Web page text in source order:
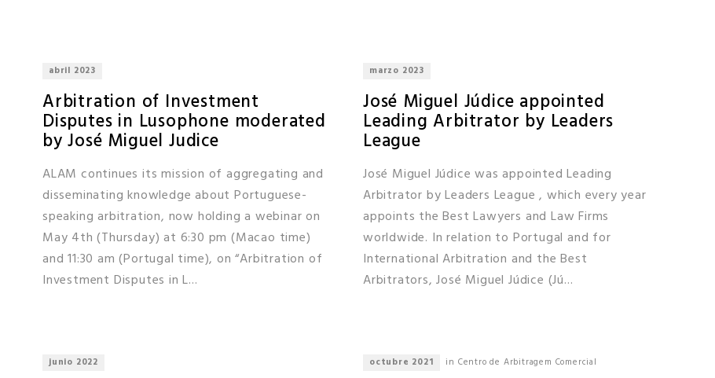
abril 2023
Arbitration of Investment
Disputes in Lusophone moderated
by José Miguel Judice
ALAM continues its mission of aggregating and
disseminating knowledge about Portuguese-
speaking arbitration, now holding a webinar on
May 4th (Thursday) at 6:30 pm (Macao time)
and 11:30 am (Portugal time), on “Arbitration of
Investment Disputes in L...
marzo 2023
José Miguel Júdice appointed
Leading Arbitrator by Leaders
League
José Miguel Júdice was appointed Leading
Arbitrator by Leaders League , which every year
appoints the Best Lawyers and Law Firms
worldwide. In relation to Portugal and for
International Arbitration and the Best
Arbitrators, José Miguel Júdice (Jú...
junio 2022 octubre 2021 in Centro de Arbitragem Comercial